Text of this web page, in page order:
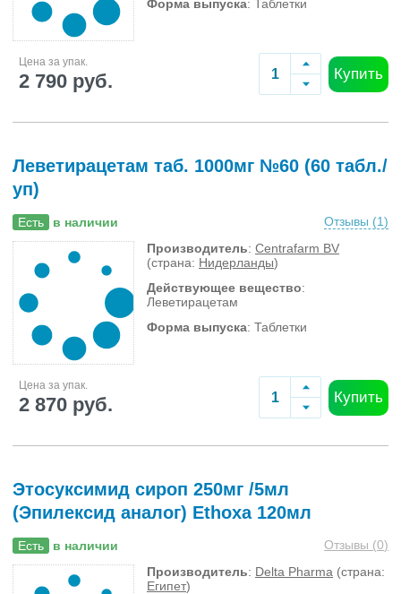
Форма выпуска: Таблетки
Цена за упак.
2 790 руб. Купить
Леветирацетам таб. 1000мг №60 (60 табл./
уп)
Есть в наличии Отзывы (1)
Производитель: Centrafarm BV
(страна: Нидерланды)
Действующее вещество:
Леветирацетам
Форма выпуска: Таблетки
Цена за упак.
2 870 руб. Купить
Этосуксимид сироп 250мг /5мл
(Эпилексид аналог) Ethoxa 120мл
Есть в наличии Отзывы (0)
Производитель: Delta Pharma (страна:
Египет)